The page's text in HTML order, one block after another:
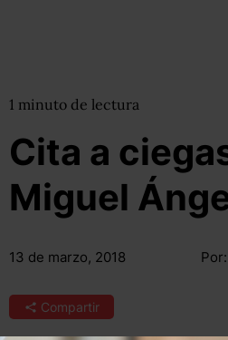
1 minuto de lectura
Cita a
Miguel
13 de marzo, 2018 Por:
Compartir